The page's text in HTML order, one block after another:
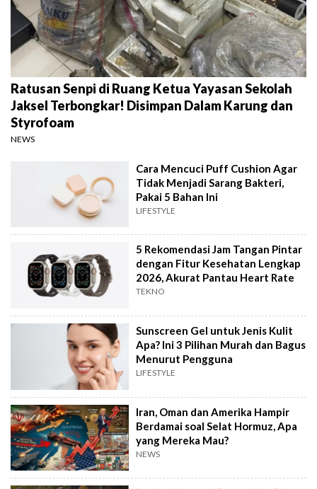
Ratusan Senpi di Ruang Ketua Yayasan Sekolah
Jaksel Terbongkar! Disimpan Dalam Karung dan
Styrofoam
NEWS
Cara Mencuci Puff Cushion Agar
Tidak Menjadi Sarang Bakteri,
Pakai 5 Bahan Ini
LIFESTYLE
5 Rekomendasi Jam Tangan Pintar
dengan Fitur Kesehatan Lengkap
2026, Akurat Pantau Heart Rate
TEKNO
Sunscreen Gel untuk Jenis Kulit
Apa? Ini 3 Pilihan Murah dan Bagus
Menurut Pengguna
LIFESTYLE
Iran, Oman dan Amerika Hampir
Berdamai soal Selat Hormuz, Apa
yang Mereka Mau?
NEWS